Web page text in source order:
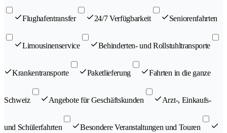
Flughafentransfer 24/7 Verfügbarkeit Seniorenfahrten
Limousinenservice Behinderten- und Rollstuhltransporte
Krankentransporte Paketlieferung Fahrten in die ganze
Schweiz Angebote für Geschäftskunden Arzt-, Einkaufs-
und Schülerfahrten Besondere Veranstaltungen und Touren